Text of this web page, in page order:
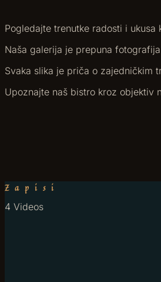
Pogledajte trenutke radosti i
Naša galerija je prepuna
Svaka slika je priča o zajedničkim
Upoznajte naš bistro kroz objektiv
Zapisi
4 Videos